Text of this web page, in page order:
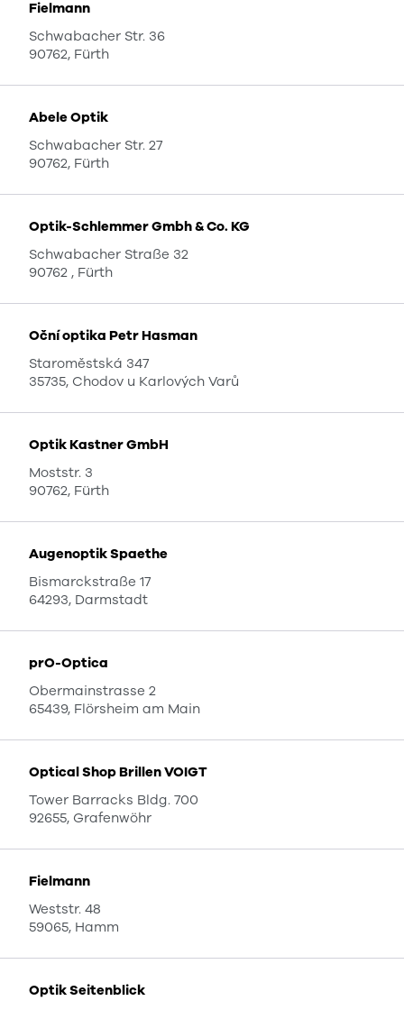
Fielmann
Schwabacher Str. 36
90762, Fürth
Abele Optik
Schwabacher Str. 27
90762, Fürth
Optik-Schlemmer Gmbh & Co. KG
Schwabacher Straße 32
90762 , Fürth
Oční optika Petr Hasman
Staroměstská 347
35735, Chodov u Karlových Varů
Optik Kastner GmbH
Moststr. 3
90762, Fürth
Augenoptik Spaethe
Bismarckstraße 17
64293, Darmstadt
prO-Optica
Obermainstrasse 2
65439, Flörsheim am Main
Optical Shop Brillen VOIGT
Tower Barracks Bldg. 700
92655, Grafenwöhr
Fielmann
Weststr. 48
59065, Hamm
Optik Seitenblick